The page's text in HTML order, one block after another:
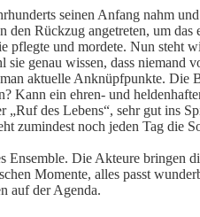
seinen Anfang nahm
Rückzug angetreten, um das
pflegte und mordete. Nun steht
genau wissen, dass niemand
aktuelle Anknüpfpunkte. Die
Kann ein ehren- und
des Lebens“, sehr gut ins
zumindest noch jeden Tag die
Ensemble. Die Akteure bringen
Momente, alles passt
auf der Agenda.